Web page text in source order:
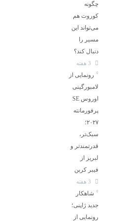
چگونه
کوروت هم
می‌تواند این
مسیر را
دنبال کند؟
رونمایی از
لامبورگینی
اوروس SE
پرفورمانته
۲۰۲۷؛
سبک‌تر،
قدرتمندتر و
لبریز از
فیبر کربن
شاهکار
جدید ژاپنی؛
رونمایی از